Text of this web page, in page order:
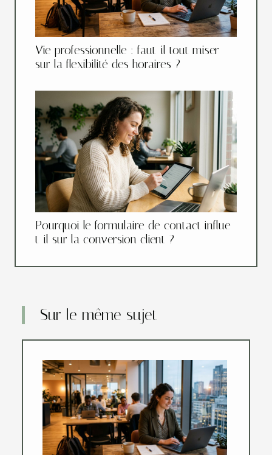
Vie professionnelle : faut-il tout miser
sur la flexibilité des horaires ?
Pourquoi le formulaire de contact influe-
t-il sur la conversion client ?
Sur le même sujet